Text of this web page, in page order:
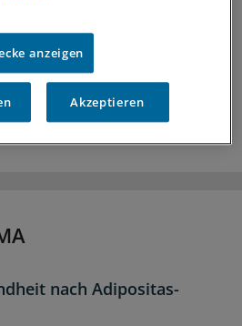
nach Adipositas-
anzeigen
Akzeptieren